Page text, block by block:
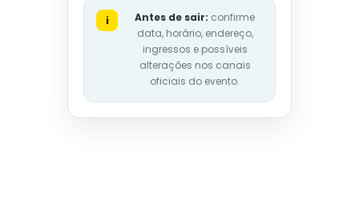
i Antes de sair: confirme
data, horário, endereço,
ingressos e possíveis
alterações nos canais
oficiais do evento.